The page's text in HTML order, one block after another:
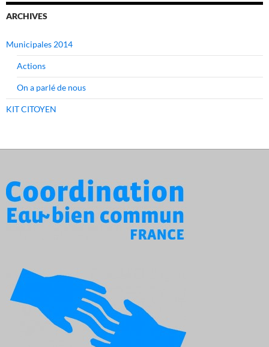
ARCHIVES
Municipales 2014
Actions
On a parlé de nous
KIT CITOYEN